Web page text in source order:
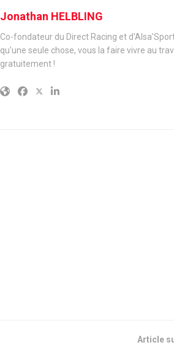
Jonathan HELBLING
Co-fondateur du Direct Racing et
qu'une seule chose, vous la faire vivre au
gratuitement !
Article